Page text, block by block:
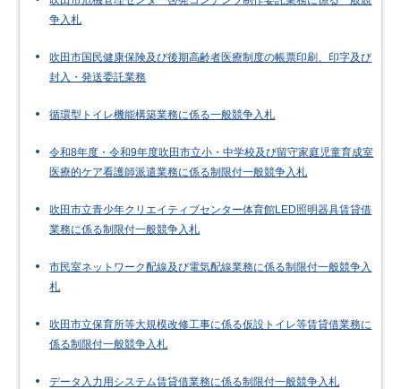
争入札
吹田市国民健康保険及び後期高齢者医療制度の帳票印刷、印字及び
封入・発送委託業務
循環型トイレ機能構築業務に係る一般競争入札
令和8年度・令和9年度吹田市立小・中学校及び留守家庭児童育成室
医療的ケア看護師派遣業務に係る制限付一般競争入札
吹田市立青少年クリエイティブセンター体育館LED照明器具賃貸借
業務に係る制限付一般競争入札
市民室ネットワーク配線及び電気配線業務に係る制限付一般競争入
札
吹田市立保育所等大規模改修工事に係る仮設トイレ等賃貸借業務に
係る制限付一般競争入札
データ入力用システム賃貸借業務に係る制限付一般競争入札